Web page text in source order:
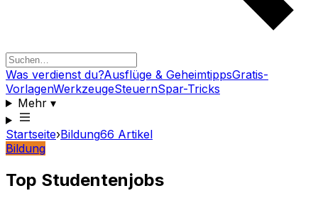
Was verdienst du?Ausflüge & GeheimtippsGratis-
VorlagenWerkzeugeSteuernSpar-Tricks
Mehr▾
Startseite›Bildung66 Artikel
Bildung
Top Studentenjobs